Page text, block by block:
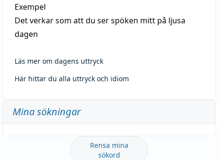
Exempel
Det verkar som att du ser spöken mitt på ljusa
dagen
Läs mer om dagens uttryck
Här hittar du alla uttryck och idiom
Mina sökningar
Rensa mina
sökord